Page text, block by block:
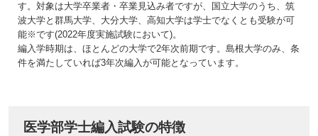
す。対象は大学卒業者・卒業見込み者ですが、国立大学のうち、筑
波大学と群馬大学、大分大学、高知大学は学士でなくとも受験が可
能※です(2022年度実施試験において)。
編入学時期は、ほとんどの大学で2年次前期です。島根大学のみ、条
件を満たしていれば3年次編入が可能となっています。
医学部学士編入試験の特徴